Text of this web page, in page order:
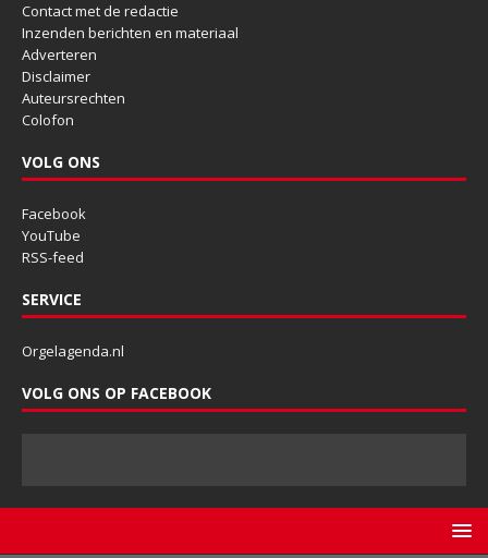
Contact met de redactie
Inzenden berichten en materiaal
Adverteren
Disclaimer
Auteursrechten
Colofon
VOLG ONS
Facebook
YouTube
RSS-feed
SERVICE
Orgelagenda.nl
VOLG ONS OP FACEBOOK